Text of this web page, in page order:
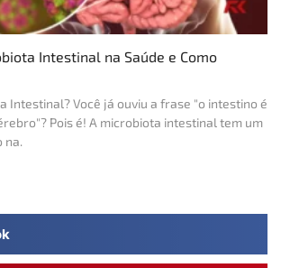
Intestinal na Saúde e Como
Intestinal? Você já ouviu a frase "o intestino é
Pois é! A microbiota intestinal tem um
na.